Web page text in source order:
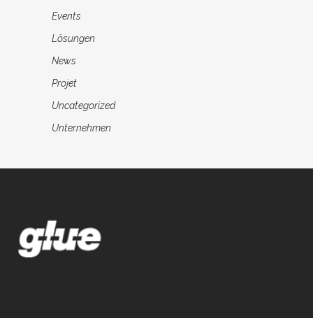
Events
Lösungen
News
Projet
Uncategorized
Unternehmen